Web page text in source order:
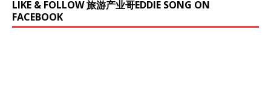
LIKE & FOLLOW 旅游产业哥EDDIE SONG ON
FACEBOOK